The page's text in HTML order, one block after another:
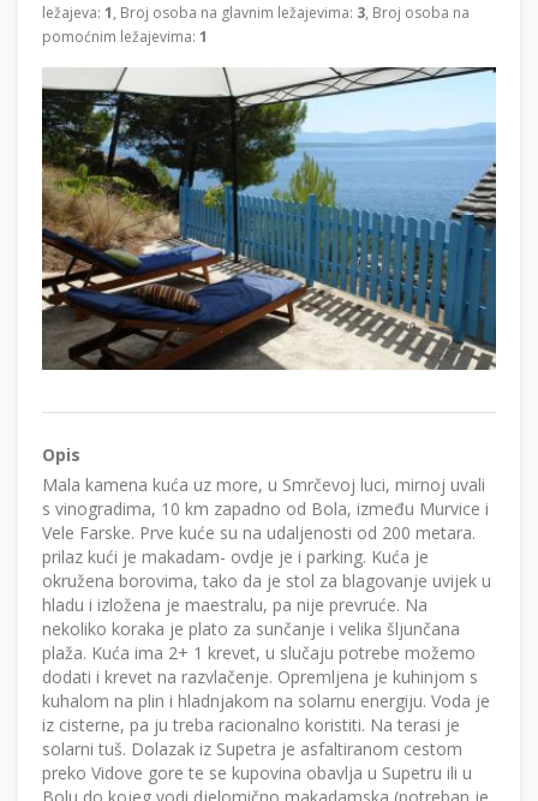
ležajeva: 1, Broj osoba na glavnim ležajevima: 3, Broj osoba na
pomoćnim ležajevima: 1
Opis
Mala kamena kuća uz more, u Smrčevoj luci, mirnoj uvali
s vinogradima, 10 km zapadno od Bola, između Murvice i
Vele Farske. Prve kuće su na udaljenosti od 200 metara.
prilaz kući je makadam- ovdje je i parking. Kuća je
okružena borovima, tako da je stol za blagovanje uvijek u
hladu i izložena je maestralu, pa nije prevruće. Na
nekoliko koraka je plato za sunčanje i velika šljunčana
plaža. Kuća ima 2+ 1 krevet, u slučaju potrebe možemo
dodati i krevet na razvlačenje. Opremljena je kuhinjom s
kuhalom na plin i hladnjakom na solarnu energiju. Voda je
iz cisterne, pa ju treba racionalno koristiti. Na terasi je
solarni tuš. Dolazak iz Supetra je asfaltiranom cestom
preko Vidove gore te se kupovina obavlja u Supetru ili u
Bolu do kojeg vodi djelomično makadamska (potreban je